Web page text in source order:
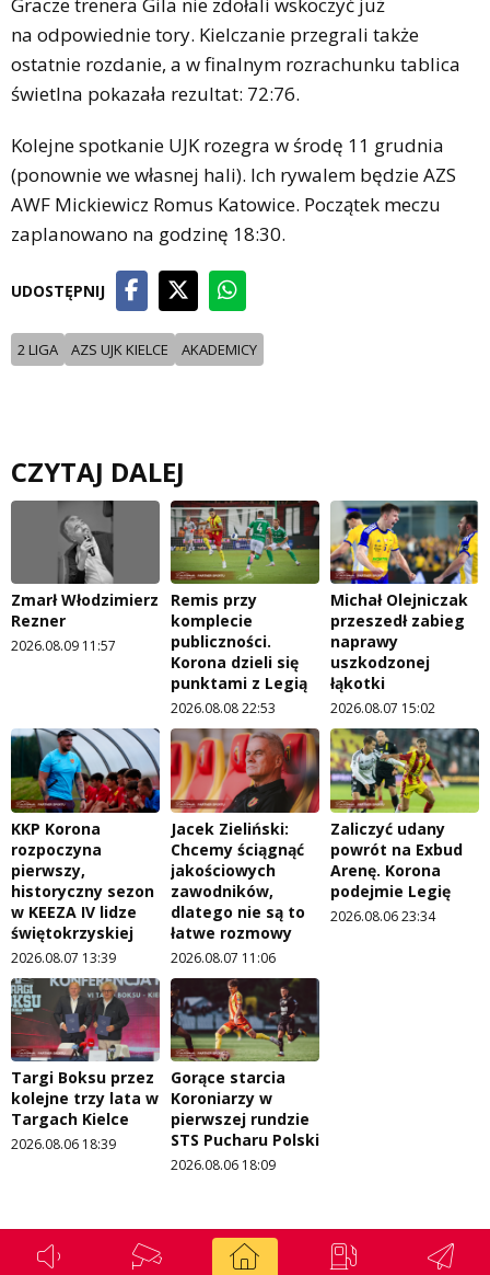
na odpowiednie tory. Kielczanie przegrali także
ostatnie rozdanie, a w finalnym rozrachunku tablica
świetlna pokazała rezultat: 72:76.
Kolejne spotkanie UJK rozegra w środę 11 grudnia
(ponownie we własnej hali). Ich rywalem będzie AZS
AWF Mickiewicz Romus Katowice. Początek meczu
zaplanowano na godzinę 18:30.
UDOSTĘPNIJ
2 LIGA AZS UJK KIELCE AKADEMICY
CZYTAJ DALEJ
Zmarł Włodzimierz
Rezner
2026.08.09 11:57
Remis przy
komplecie
publiczności.
Korona dzieli się
punktami z Legią
2026.08.08 22:53
Michał Olejniczak
przeszedł zabieg
naprawy
uszkodzonej
łąkotki
2026.08.07 15:02
KKP Korona
rozpoczyna
pierwszy,
historyczny sezon
w KEEZA IV lidze
świętokrzyskiej
2026.08.07 13:39
Jacek Zieliński:
Chcemy ściągnąć
jakościowych
zawodników,
dlatego nie są to
łatwe rozmowy
2026.08.07 11:06
Zaliczyć udany
powrót na Exbud
Arenę. Korona
podejmie Legię
2026.08.06 23:34
Targi Boksu przez
kolejne trzy lata w
Targach Kielce
2026.08.06 18:39
Gorące starcia
Koroniarzy w
pierwszej rundzie
STS Pucharu Polski
2026.08.06 18:09